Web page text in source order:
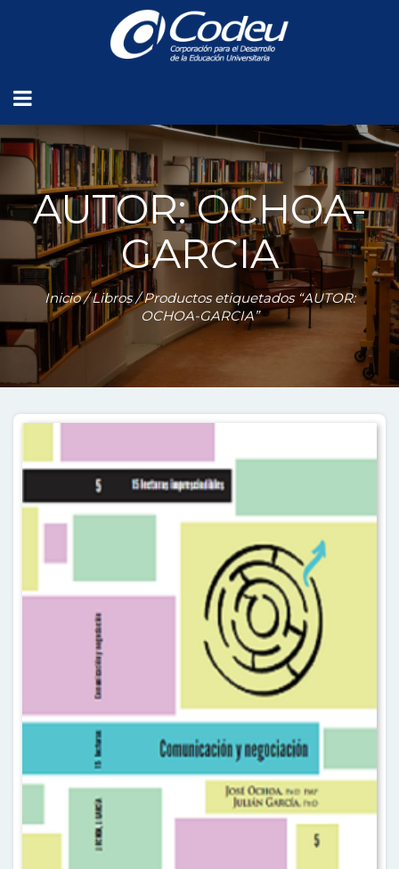
AUTOR: OCHOA-
GARCIA
Inicio/Libros/ Productos etiquetados “AUTOR:
OCHOA-GARCIA”